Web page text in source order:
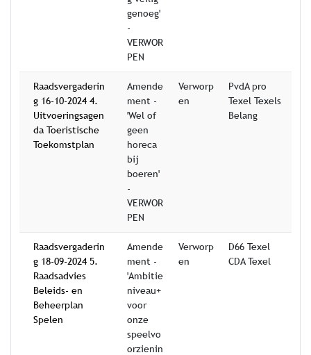
genoeg'
-
VERWOR
PEN
Raadsvergaderin
g 16-10-2024 4.
Uitvoeringsagen
da Toeristische
Toekomstplan
Amende
ment -
'Wel of
geen
horeca
bij
boeren'
-
VERWOR
PEN
Verworp
en
PvdA pro
Texel Texels
Belang
Raadsvergaderin
g 18-09-2024 5.
Raadsadvies
Beleids- en
Beheerplan
Spelen
Amende
ment -
'Ambitie
niveau+
voor
onze
speelvo
orzienin
Verworp
en
D66 Texel
CDA Texel